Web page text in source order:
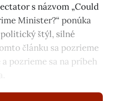
s názvom „Could
Minister?“ ponúka
štýl, silné
článku sa pozrieme
pozrieme sa na príbeh